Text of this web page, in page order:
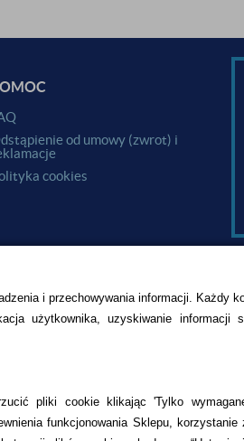
i przechowywania informacji. Każdy
użytkownika, uzyskiwanie informacji
pliki cookie klikając 'Tylko
funkcjonowania Sklepu, korzystanie
od umowy (zwrot) i
cookies